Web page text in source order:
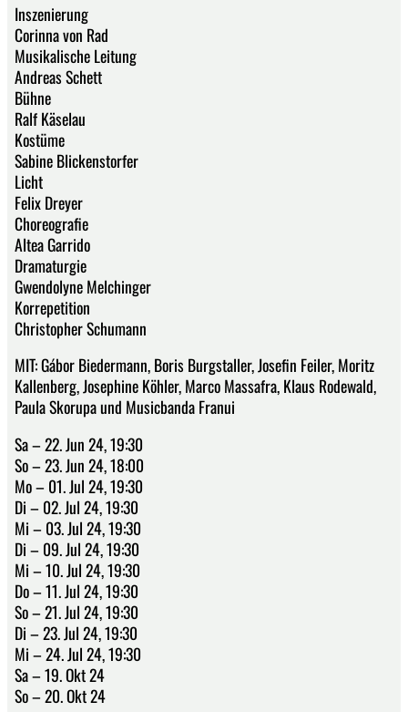
Inszenierung
Corinna von Rad
Musikalische Leitung
Andreas Schett
Bühne
Ralf Käselau
Kostüme
Sabine Blickenstorfer
Licht
Felix Dreyer
Choreografie
Altea Garrido
Dramaturgie
Gwendolyne Melchinger
Korrepetition
Christopher Schumann
MIT: Gábor Biedermann, Boris Burgstaller, Josefin Feiler, Moritz
Kallenberg, Josephine Köhler, Marco Massafra, Klaus Rodewald,
Paula Skorupa und Musicbanda Franui
Sa – 22. Jun 24, 19:30
So – 23. Jun 24, 18:00
Mo – 01. Jul 24, 19:30
Di – 02. Jul 24, 19:30
Mi – 03. Jul 24, 19:30
Di – 09. Jul 24, 19:30
Mi – 10. Jul 24, 19:30
Do – 11. Jul 24, 19:30
So – 21. Jul 24, 19:30
Di – 23. Jul 24, 19:30
Mi – 24. Jul 24, 19:30
Sa – 19. Okt 24
So – 20. Okt 24